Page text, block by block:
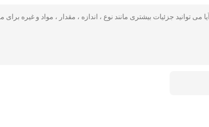
توانید جزئیات بیشتری مانند نوع ، اندازه ، مقدار ، مواد و غیره برای